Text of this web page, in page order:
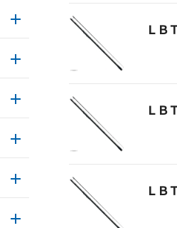
ＬＢ
ＬＢ
ＬＢ